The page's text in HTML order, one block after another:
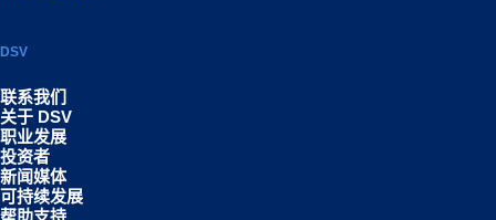
DSV
联系我们
关于 DSV
职业发展
投资者
新闻媒体
可持续发展
帮助支持